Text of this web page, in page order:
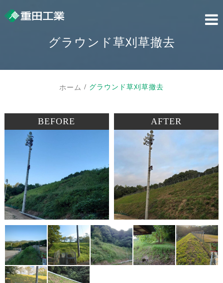
to
グラウンド草刈草撤去
ホーム グラウンド草刈草撤去
BEFORE AFTER